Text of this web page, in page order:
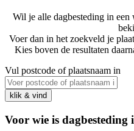
Wil je alle dagbesteding in
Voer dan in het zoekveld je
Kies boven de resultaten
Vul postcode of plaatsnaam in
Voor wie is dagbesteding